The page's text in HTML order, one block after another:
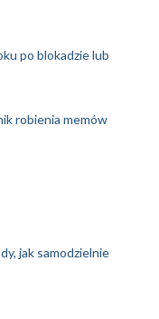
po blokadzie lub
robienia memów
jak samodzielnie